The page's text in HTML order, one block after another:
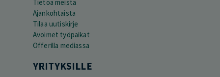
Tietoa meistä
Ajankohtaista
Tilaa uutiskirje
Avoimet työpaikat
Offerilla mediassa
YRITYKSILLE